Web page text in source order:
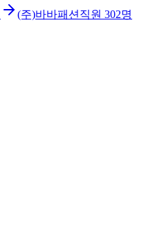
(주)바바패션 직원 302명